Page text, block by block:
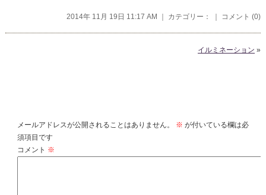
2014年 11月 19日 11:17 AM ｜ カテゴリー： ｜ コメント (0)
イルミネーション »
メールアドレスが公開されることはありません。 ※ が付いている欄は必
須項目です
コメント ※